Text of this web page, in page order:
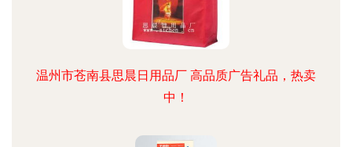
温州市苍南县思晨日用品厂 高品质广告礼品，热卖
中！